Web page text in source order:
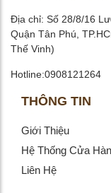
Địa chỉ: Số 28/8/16
Quận Tân Phú,
Thế Vinh)
Hotline:0908121264
THÔNG TIN
Giới Thiệu
Hệ Thống Cửa
Liên Hệ